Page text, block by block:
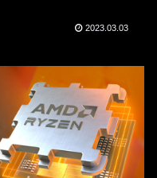
2023.03.03